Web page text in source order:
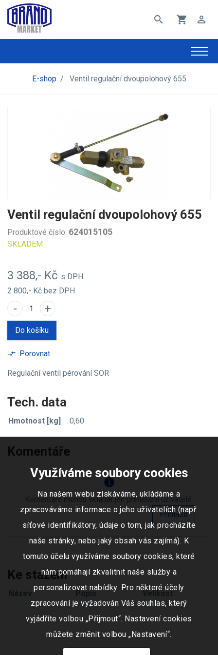
search shopping_cart perm_identity
E-shop / Ventil regulační dvoupolohový 655
Ventil regulační dvoupolohový 655
Produktové číslo: 624015105
SKLADEM
3 388,- Kč s DPH
2 800,- Kč bez DPH
- +
Do košíku
compare_arrows Porovnat
Regulační ventil pérování SOR
Tech. data
Hmotnost [kg] 0,60
Komentáře
info
Komentáře mohou vkládat jen přihlášení uživatelé.
Přihlásit
Ke stažení
Název Popis Velikost
Využíváme soubory cookies
Na našem webu získáváme, ukládáme a
zpracováváme informace o jeho uživatelích (např.
síťové identifikátory, údaje o tom, jak procházíte
naše stránky, nebo jaký obsah vás zajímá). K
tomuto účelu využíváme soubory cookies, které
nám pomáhají zkvalitnit naše služby a
personalizovat nabídky. Pro některé účely
zpracování je vyžadován Váš souhlas, který
vyjádříte volbou „Přijmout“. Nastavení cookies
můžete změnit volbou „Nastavení“.